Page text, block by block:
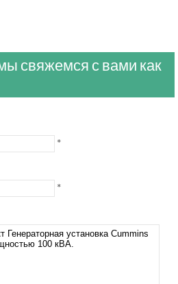
свяжемся с вами как
*
*